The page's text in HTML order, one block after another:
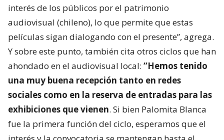
interés de los públicos por el patrimonio
audiovisual (chileno), lo que permite que estas
películas sigan dialogando con el presente”, agrega.
Y sobre este punto, también cita otros ciclos que han
ahondado en el audiovisual local: “Hemos tenido
una muy buena recepción tanto en redes
sociales como en la reserva de entradas para las
exhibiciones que vienen. Si bien Palomita Blanca
fue la primera función del ciclo, esperamos que el